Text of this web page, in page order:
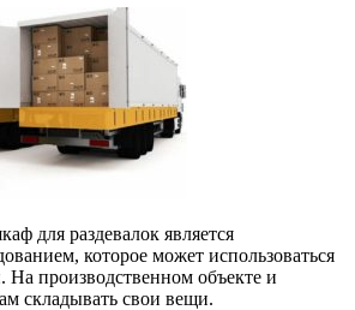
Как
правильно
устанавливается
шкаф
для
раздевалок
для раздевалок является
которое может использоваться
На производственном объекте и
складывать свои вещи.